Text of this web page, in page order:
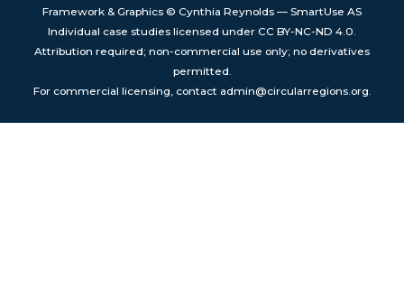
Framework & Graphics © Cynthia Reynolds — SmartUse AS
Individual case studies licensed under CC BY-NC-ND 4.0.
Attribution required; non-commercial use only; no derivatives
permitted.
For commercial licensing, contact admin@circularregions.org.